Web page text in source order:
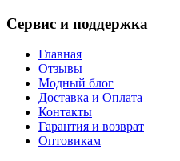
Сервис и поддержка
Главная
Отзывы
Модный блог
Доставка и Оплата
Контакты
Гарантия и возврат
Оптовикам